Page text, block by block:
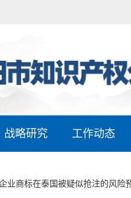
战略研究 工作动态
业商标在泰国被疑似抢注的风险